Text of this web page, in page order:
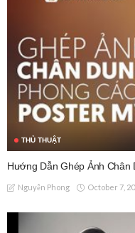
THỦ THUẬT
Hướng Dẫn Ghép Ảnh Chân
Nguyễn Phong October 7,